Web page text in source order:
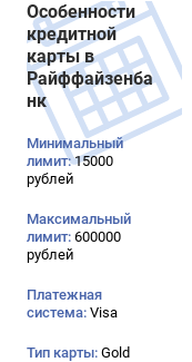
Особенности
кредитной
карты в
Райффайзенба
нк
Минимальный
лимит:15000
рублей
Максимальный
лимит: 600000
рублей
Платежная
система: Visa
Тип карты: Gold